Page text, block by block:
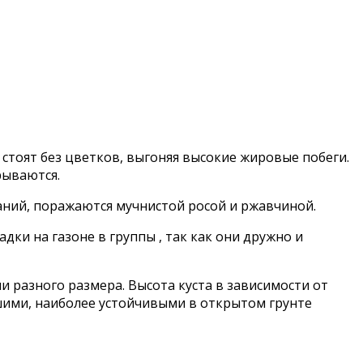
без цветков, выгоняя высокие жировые побеги.
поражаются мучнистой росой и ржавчиной.
на газоне в группы , так как они дружно и
размера. Высота куста в зависимости от
наиболее устойчивыми в открытом грунте